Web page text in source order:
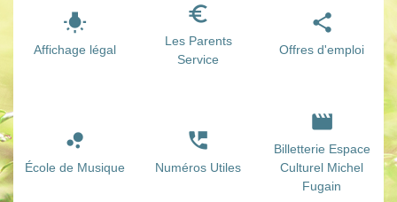
wb_incandescent
Affichage légal
euro_symbol
Les Parents
Service
share
Offres d'emploi
bubble_chart
École de Musique
perm_phone_msg
Numéros Utiles
movie
Billetterie Espace
Culturel Michel
Fugain